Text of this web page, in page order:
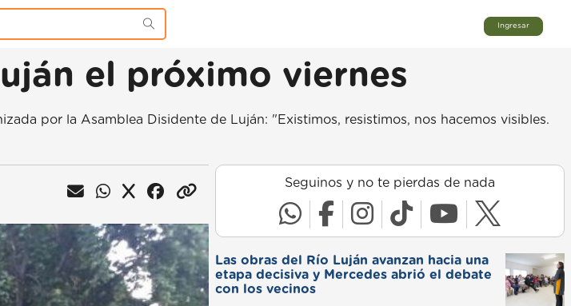
Ingresar
el próximo viernes
por la Asamblea Disidente de Luján: "Existimos, resistimos, nos hacemos visibles.
Seguinos y no te pierdas de nada
Las obras del Río Luján avanzan hacia una
etapa decisiva y Mercedes abrió el debate
con los vecinos